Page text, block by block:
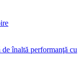
înaltă performanţă cu